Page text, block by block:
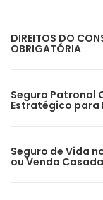
DIREITOS DO
OBRIGATÓRIA
Seguro Patronal
Estratégico para
Seguro de Vida
ou Venda